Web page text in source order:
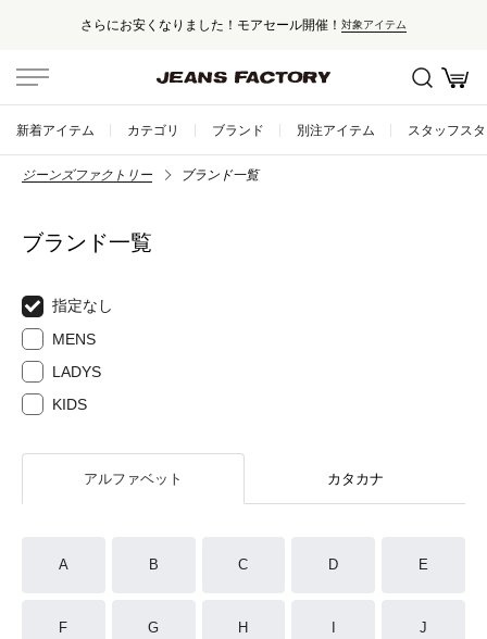
さらにお安くなりました！モアセール開催！ 対象アイテム
新着アイテム カテゴリ ブランド 別注アイテム スタッフス
ジーンズファクトリー ブランド一覧
ブランド一覧
指定なし
MENS
LADYS
KIDS
アルファベット カタカナ
A B C D E
F G H J